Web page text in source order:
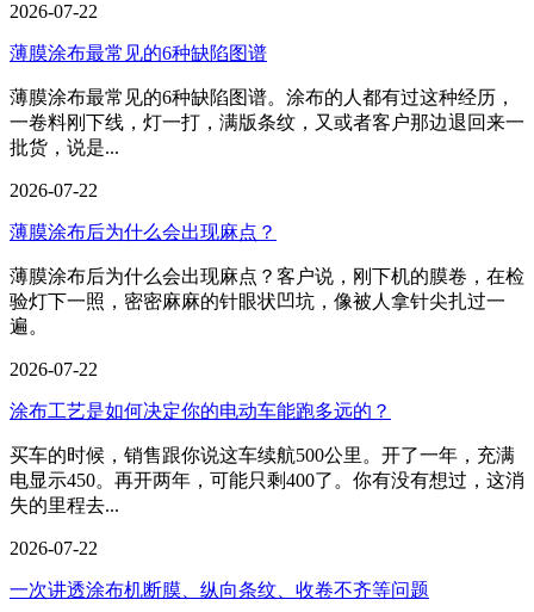
2026-07-22
薄膜涂布最常见的6种缺陷图谱
薄膜涂布最常见的6种缺陷图谱。涂布的人都有过这种经历，
一卷料刚下线，灯一打，满版条纹，又或者客户那边退回来一
批货，说是...
2026-07-22
薄膜涂布后为什么会出现麻点？
薄膜涂布后为什么会出现麻点？客户说，刚下机的膜卷，在检
验灯下一照，密密麻麻的针眼状凹坑，像被人拿针尖扎过一
遍。
2026-07-22
涂布工艺是如何决定你的电动车能跑多远的？
买车的时候，销售跟你说这车续航500公里。开了一年，充满
电显示450。再开两年，可能只剩400了。你有没有想过，这消
失的里程去...
2026-07-22
一次讲透涂布机断膜、纵向条纹、收卷不齐等问题